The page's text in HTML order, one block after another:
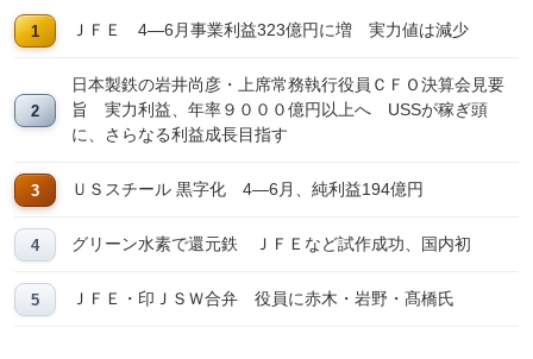
ＪＦＥ 4―6月事業利益323億円に増 実力値は減少
日本製鉄の岩井尚彦・上席常務執行役員ＣＦＯ決算会見要
旨 実力利益、年率９０００億円以上へ USSが稼ぎ頭
に、さらなる利益成長目指す
ＵＳスチール 黒字化 4―6月、純利益194億円
グリーン水素で還元鉄 ＪＦＥなど試作成功、国内初
ＪＦＥ・印ＪＳＷ合弁 役員に赤木・岩野・髙橋氏